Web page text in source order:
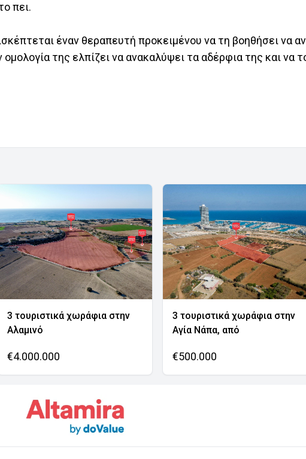
πει.
έναν θεραπευτή προκειμένου να τη βοηθήσει να
της ελπίζει να ανακαλύψει τα αδέρφια της και να
3 τουριστικά χωράφια στην
Αλαμινό
€4.000.000
3 τουριστικά χωράφια στην
Αγία Νάπα, από
€500.000